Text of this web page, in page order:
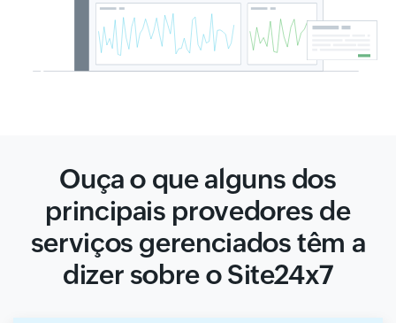
Ouça o que alguns dos
principais provedores de
serviços gerenciados têm a
dizer sobre o Site24x7